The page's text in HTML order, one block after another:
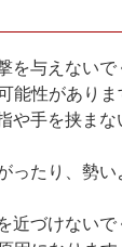
を与えないで
能性がありま
手を挟まな
ったり、勢い
近づけないで